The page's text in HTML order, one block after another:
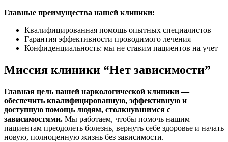
Главные преимущества нашей клиники:
Квалифицированная помощь опытных специалистов
Гарантия эффективности проводимого лечения
Конфиденциальность: мы не ставим пациентов на учет
Миссия клиники “Нет зависимости”
Главная цель нашей наркологической клиники —
обеспечить квалифицированную, эффективную и
доступную помощь людям, столкнувшимся с
зависимостями. Мы работаем, чтобы помочь нашим
пациентам преодолеть болезнь, вернуть себе здоровье и начать
новую, полноценную жизнь без зависимости.